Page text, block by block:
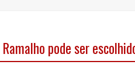
pode ser